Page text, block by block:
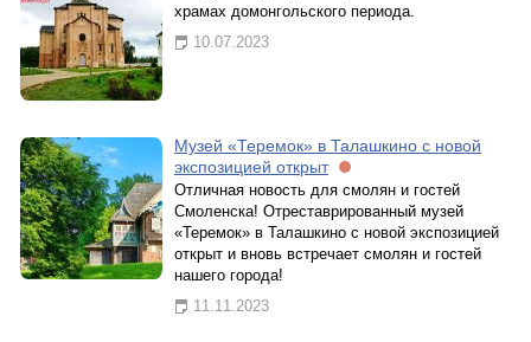
храмах домонгольского периода.
10.07.2023
Музей «Теремок» в Талашкино с новой
экспозицией открыт
Отличная новость для смолян и гостей
Смоленска! Отреставрированный музей
«Теремок» в Талашкино с новой экспозицией
открыт и вновь встречает смолян и гостей
нашего города!
11.11.2023